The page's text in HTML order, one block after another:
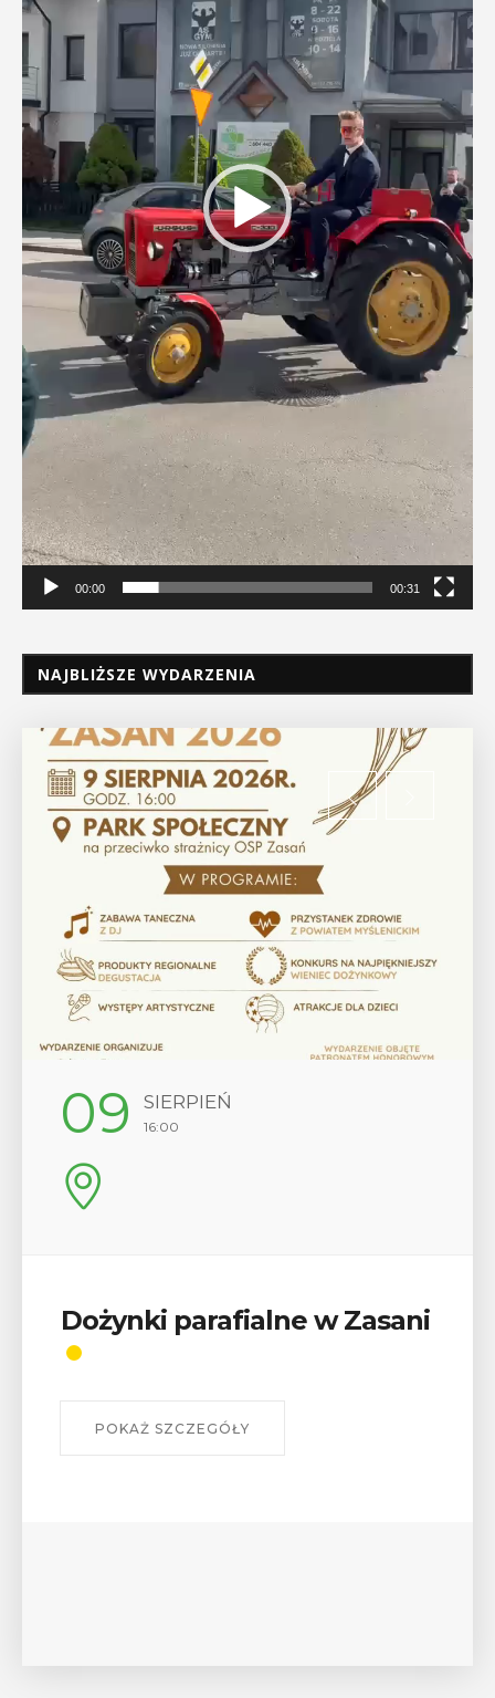
00:00 00:31
NAJBLIŻSZE WYDARZENIA
12 SIERPIEŃ
17:00
Wykład „Jak zdobyć
odznaki na myślenickich
W środę 12 sierpnia o godz. 17 w Miejskiej